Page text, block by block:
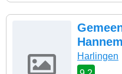
Harlingen